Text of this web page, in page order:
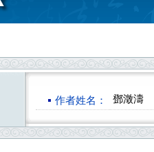
作者姓名： 鄧澂濤